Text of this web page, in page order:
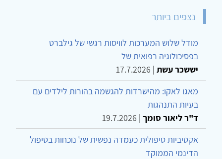
נצפים ביותר
מודל שלוש המערכות לוויסות רגשי של גילברט
בפסיכולוגיה רפואית של
יששכר עשת |
17.7.2026
מאגו לאקו: מהישרדות להגשמה בהורות לילדים עם
בעיות התנהגות
ד"ר ליאור סומך |
19.7.2026
אקטיביות טיפולית כעמדה נפשית של נוכחות בטיפול
הדינמי הממוקד